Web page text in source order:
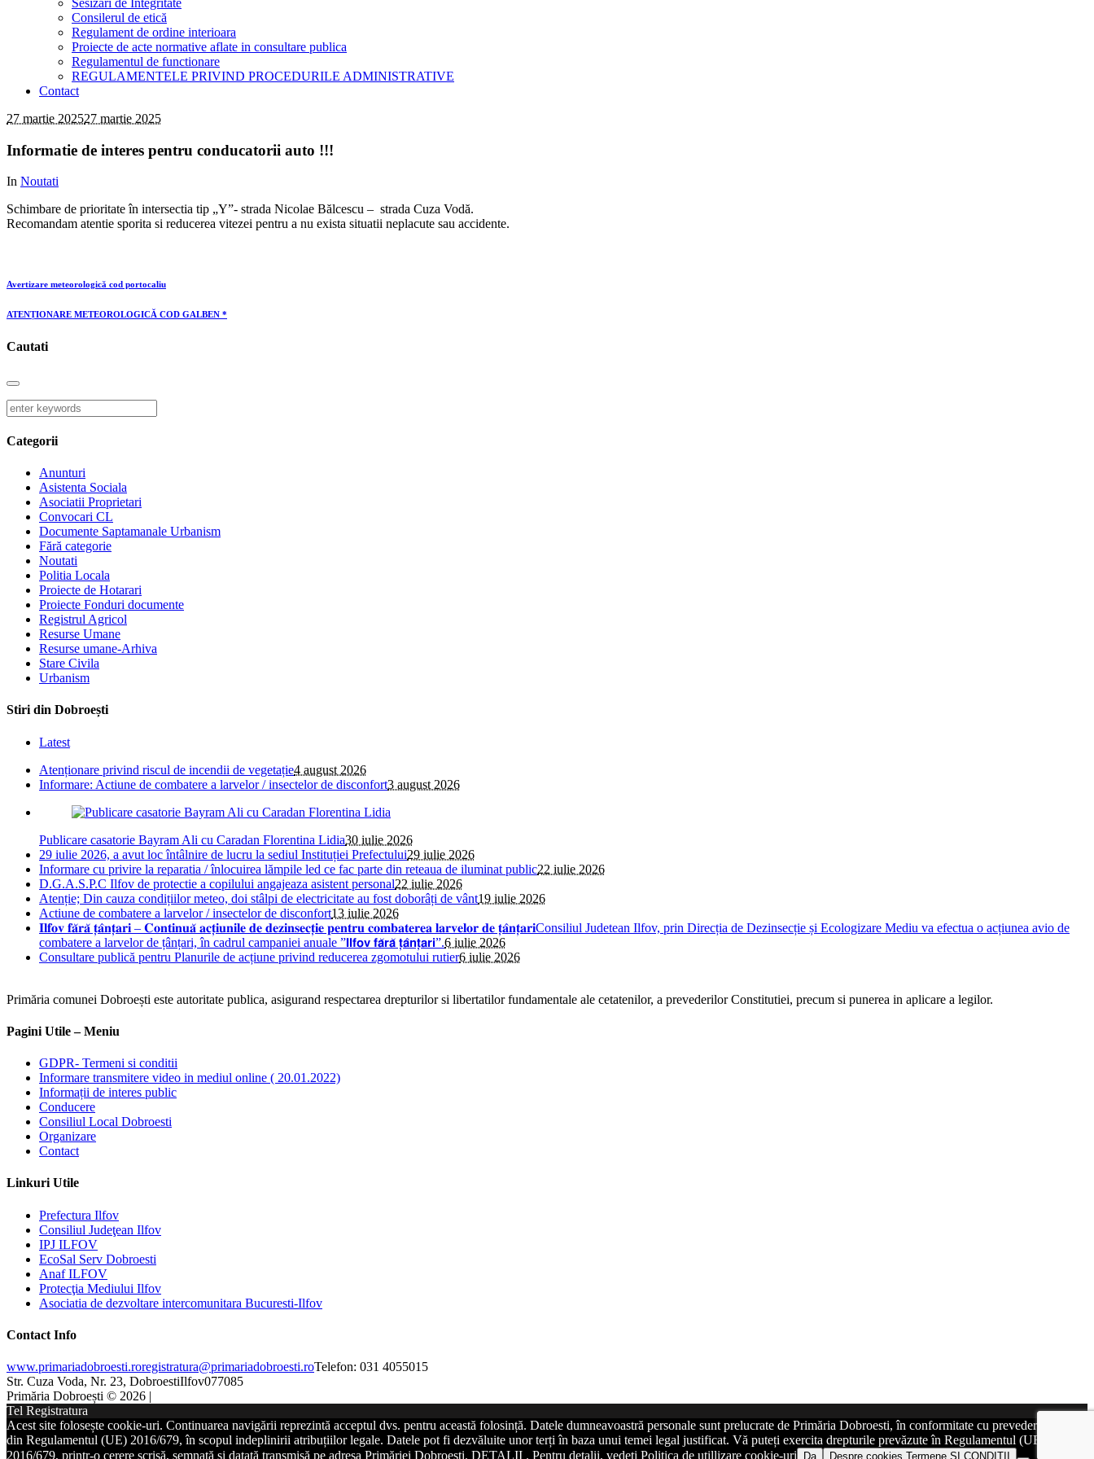
Sesizari de Integritate
Consilerul de etică
Regulament de ordine interioara
Proiecte de acte normative aflate in consultare publica
Regulamentul de functionare
REGULAMENTELE PRIVIND PROCEDURILE ADMINISTRATIVE
Contact
27 martie 202527 martie 2025
Informatie de interes pentru conducatorii auto !!!
In Noutati
Schimbare de prioritate în intersectia tip „Y”- strada Nicolae Bălcescu – strada Cuza Vodă.
Recomandam atentie sporita si reducerea vitezei pentru a nu exista situatii neplacute sau accidente.
Avertizare meteorologică cod portocaliu
ATENȚIONARE METEOROLOGICĂ COD GALBEN *
Cautati
Categorii
Anunturi
Asistenta Sociala
Asociatii Proprietari
Convocari CL
Documente Saptamanale Urbanism
Fără categorie
Noutati
Politia Locala
Proiecte de Hotarari
Proiecte Fonduri documente
Registrul Agricol
Resurse Umane
Resurse umane-Arhiva
Stare Civila
Urbanism
Stiri din Dobroești
Latest
Atenționare privind riscul de incendii de vegetație4 august 2026
Informare: Actiune de combatere a larvelor / insectelor de disconfort3 august 2026
Publicare casatorie Bayram Ali cu Caradan Florentina Lidia30 iulie 2026
29 iulie 2026, a avut loc întâlnire de lucru la sediul Instituției Prefectului29 iulie 2026
Informare cu privire la reparatia / înlocuirea lămpile led ce fac parte din reteaua de iluminat public22 iulie 2026
D.G.A.S.P.C Ilfov de protectie a copilului angajeaza asistent personal22 iulie 2026
Atenție; Din cauza condițiilor meteo, doi stâlpi de electricitate au fost doborâți de vânt19 iulie 2026
Actiune de combatere a larvelor / insectelor de disconfort13 iulie 2026
𝐈𝐥𝐟𝐨𝐯 𝐟𝐚̆𝐫𝐚̆ 𝐭̦𝐚̂𝐧𝐭̦𝐚𝐫𝐢 – 𝐂𝐨𝐧𝐭𝐢𝐧𝐮𝐚̆ 𝐚𝐜𝐭̦𝐢𝐮𝐧𝐢𝐥𝐞 𝐝𝐞 𝐝𝐞𝐳𝐢𝐧𝐬𝐞𝐜𝐭̦𝐢𝐞 𝐩𝐞𝐧𝐭𝐫𝐮 𝐜𝐨𝐦𝐛𝐚𝐭𝐞𝐫𝐞𝐚 𝐥𝐚𝐫𝐯𝐞𝐥𝐨𝐫 𝐝𝐞 𝐭̦𝐚̂𝐧𝐭̦𝐚𝐫𝐢Consiliul Judetean Ilfov, prin Direcția de Dezinsecție și Ecologizare Mediu va efectua o acțiunea avio de
combatere a larvelor de țânțari, în cadrul campaniei anuale ”𝗜𝗹𝗳𝗼𝘃 𝗳𝗮̆𝗿𝗮̆ 𝘁̦𝗮̂𝗻𝘁̦𝗮𝗿𝗶”.6 iulie 2026
Consultare publică pentru Planurile de acțiune privind reducerea zgomotului rutier6 iulie 2026
Primăria comunei Dobroești este autoritate publica, asigurand respectarea drepturilor si libertatilor fundamentale ale cetatenilor, a prevederilor Constitutiei, precum si punerea in aplicare a legilor.
Pagini Utile – Meniu
GDPR- Termeni si conditii
Informare transmitere video in mediul online ( 20.01.2022)
Informații de interes public
Conducere
Consiliul Local Dobroesti
Organizare
Contact
Linkuri Utile
Prefectura Ilfov
Consiliul Judeţean Ilfov
IPJ ILFOV
EcoSal Serv Dobroesti
Anaf ILFOV
Protecţia Mediului Ilfov
Asociatia de dezvoltare intercomunitara Bucuresti-Ilfov
Contact Info
www.primariadobroesti.roregistratura@primariadobroesti.roTelefon: 031 4055015
Str. Cuza Voda, Nr. 23, DobroestiIlfov077085
Primăria Dobroești © 2026 |
Tel Registratura
Acest site folosește cookie-uri. Continuarea navigării reprezintă acceptul dvs. pentru această folosință. Datele dumneavoastră personale sunt prelucrate de Primăria Dobroesti, în conformitate cu prevederile art. 6
din Regulamentul (UE) 2016/679, în scopul indeplinirii atribuțiilor legale. Datele pot fi dezvăluite unor terți în baza unui temei legal justificat. Vă puteți exercita drepturile prevăzute în Regulamentul (UE)
2016/679, printr-o cerere scrisă, semnată și datată transmisă pe adresa Primăriei Dobroesti. DETALII . Pentru detalii, vedeți Politica de utillizare cookie-uri
Da Despre cookies,Termene SI CONDITII